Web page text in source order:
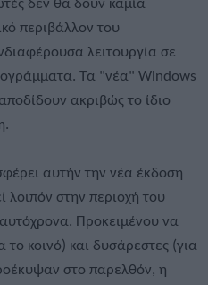
δεν θα δουν καμία
περιβάλλον του
λειτουργία σε
Τα "νέα" Windows
ακριβώς το ίδιο
αυτήν την νέα έκδοση
λοιπόν στην περιοχή του
Προκειμένου να
το κοινό) και δυσάρεστες (για
στο παρελθόν, η